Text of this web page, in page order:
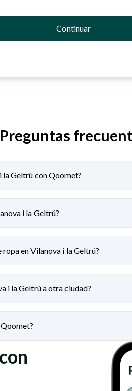
Continuar
Preguntas
la Geltrú con Qoomet?
i la Geltrú?
ropa en Vilanova i la Geltrú?
i la Geltrú a otra ciudad?